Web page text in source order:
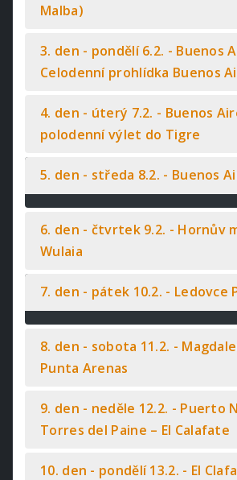
Malba)
3. den - pondělí 6.2. - Buenos
Celodenní prohlídka Buenos
4. den - úterý 7.2. - Buenos
polodenní výlet do Tigre
5. den - středa 8.2. - Buenos
6. den - čtvrtek 9.2. - Hornův
Wulaia
7. den - pátek 10.2. - Ledovce
8. den - sobota 11.2. -
Punta Arenas
9. den - neděle 12.2. - Puerto
Torres del Paine – El Calafate
10. den - pondělí 13.2. - El